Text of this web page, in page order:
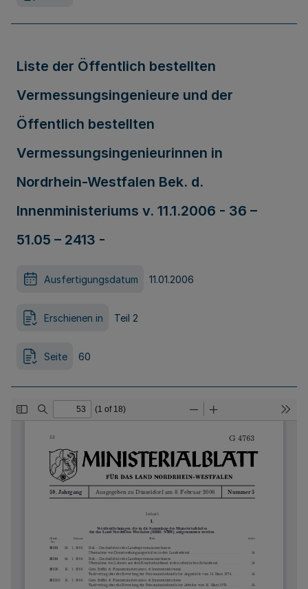
Liste der Öffentlich bestellten
Vermessungsingenieure und der
Öffentlich bestellten
Vermessungsingenieurinnen in
Nordrhein-Westfalen Bek. d.
Innenministeriums v. 11.1.2006 - 36 –
51.05 – 2413 -
Ausfertigungsdatum 11.01.2006
Erschienen in Teil 2
Seite 60